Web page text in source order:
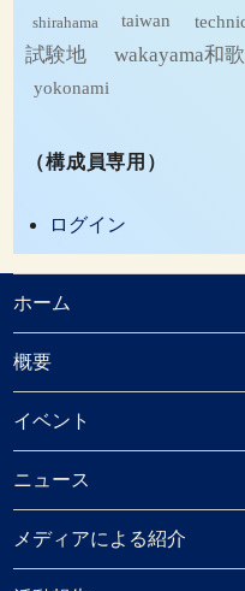
shirahama taiwan
試験地
wakayama和
yokonami
（構成員専用）
ログイン
ホーム
概要
イベント
ニュース
メディアによる紹介